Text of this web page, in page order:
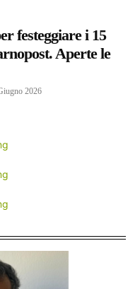
festeggiare i 15
Aperte le
2026